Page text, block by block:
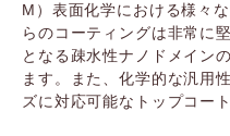
M）表面化学における様々
らのコーティングは非常に
となる疎水性ナノドメイン
ます。また、化学的な汎用
ズに対応可能なトップコー